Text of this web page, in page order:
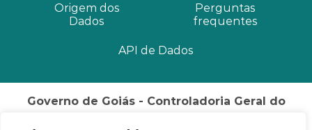
Origem dos
Dados
Perguntas
frequentes
API de Dados
Governo de Goiás - Controladoria Geral do